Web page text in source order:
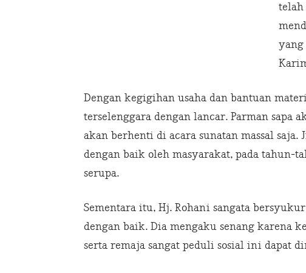
yang
Dengan kegigihan usaha dan bantuan
terselenggara dengan lancar. Parman sapa
akan berhenti di acara sunatan massal
dengan baik oleh masyarakat, pada tahun-
serupa.
Sementara itu, Hj. Rohani sangata
dengan baik. Dia mengaku senang karena
serta remaja sangat peduli sosial ini dapat